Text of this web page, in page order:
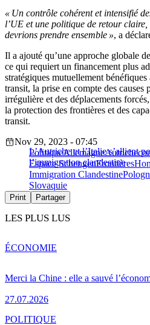
« Un contrôle cohérent et intensifié
l’UE et une politique de retour
devrions prendre ensemble », a
Il a ajouté qu’une approche globale
ce qui requiert un financement plus
stratégiques mutuellement
transit, la prise en compte des causes
irrégulière et des déplacements
la protection des frontières et des
transit.
L’Autriche et l’Italie s’allient
l’immigration clandestine
Nov 29, 2023 - 07:45
PolitiqueAllemagneAutriche
Espace SchengenFrontières
Immigration Clandestine
Slovaquie
Print Partager
LES PLUS LUS
Merci la Chine : elle a sauvé
27.07.2026
ÉCONOMIE
POLITIQUE